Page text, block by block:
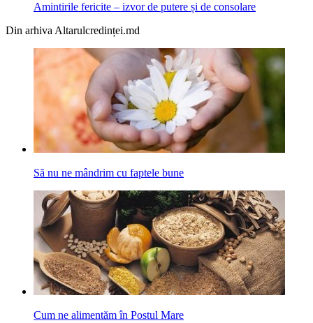
Amintirile fericite – izvor de putere și de consolare
Din arhiva Altarulcredinței.md
Să nu ne mândrim cu faptele bune
Cum ne alimentăm în Postul Mare